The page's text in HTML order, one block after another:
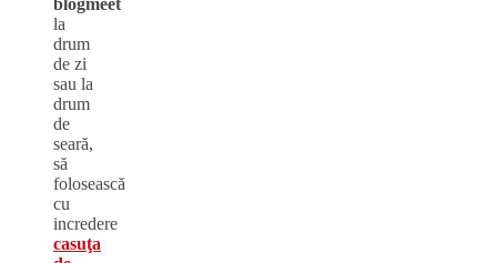
la
drum
de zi
sau la
drum
de
seară,
să
folosească
cu
incredere
casuţa